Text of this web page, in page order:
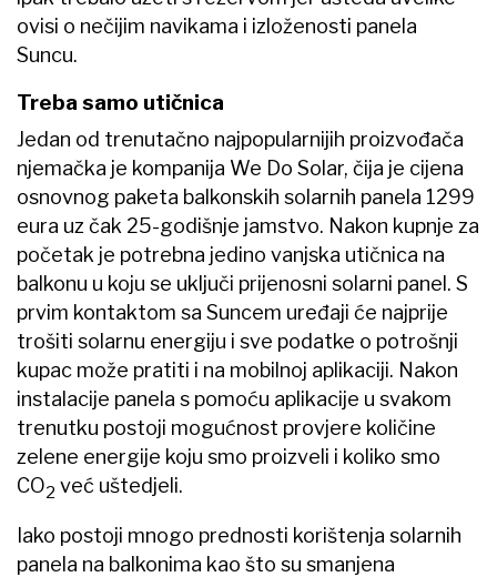
ovisi o nečijim navikama i izloženosti panela
Suncu.
Treba samo utičnica
Jedan od trenutačno najpopularnijih proizvođača
njemačka je kompanija We Do Solar, čija je cijena
osnovnog paketa balkonskih solarnih panela 1299
eura uz čak 25-godišnje jamstvo. Nakon kupnje za
početak je potrebna jedino vanjska utičnica na
balkonu u koju se uključi prijenosni solarni panel. S
prvim kontaktom sa Suncem uređaji će najprije
trošiti solarnu energiju i sve podatke o potrošnji
kupac može pratiti i na mobilnoj aplikaciji. Nakon
instalacije panela s pomoću aplikacije u svakom
trenutku postoji mogućnost provjere količine
zelene energije koju smo proizveli i koliko smo
CO2 već uštedjeli.
Iako postoji mnogo prednosti korištenja solarnih
panela na balkonima kao što su smanjena